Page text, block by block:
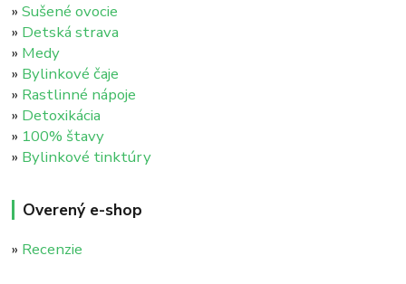
»Sušené ovocie
» Detská strava
» Medy
» Bylinkové čaje
» Rastlinné nápoje
» Detoxikácia
» 100% štavy
» Bylinkové tinktúry
Overený e-shop
» Recenzie